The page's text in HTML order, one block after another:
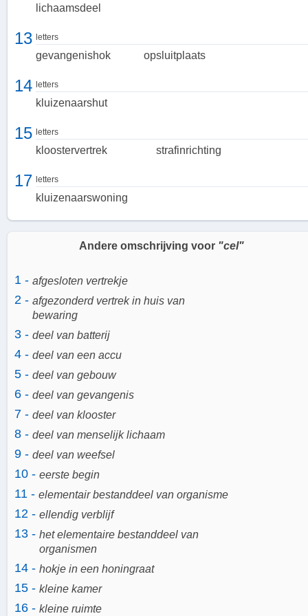
iets. Het kan symbool staan voor groei, ontwikkeling en potentieel.
Vijt en violoncel
Tot slot kan het woord 'cel' ook verwijzen naar een vijt, een klein
strijkinstrument dat behoort tot de vioolfamilie.
lichaamsdeel
13 letters
gevangenishok opsluitplaats
14 letters
kluizenaarshut
15 letters
kloostervertrek strafinrichting
17 letters
kluizenaarswoning
Andere omschrijving voor "cel"
1 - afgesloten vertrekje
2 - afgezonderd vertrek in huis van
bewaring
3 - deel van batterij
4 - deel van een accu
5 - deel van gebouw
6 - deel van gevangenis
7 - deel van klooster
8 - deel van menselijk lichaam
9 - deel van weefsel
10 - eerste begin
11 - elementair bestanddeel van organisme
12 - ellendig verblijf
13 - het elementaire bestanddeel van
organismen
14 - hokje in een honingraat
15 - kleine kamer
16 - kleine ruimte